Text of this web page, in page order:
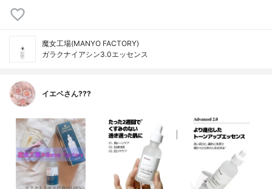
魔女工場(MANYO FACTORY)
ガラクナイアシン3.0エッセンス
イエベさん???